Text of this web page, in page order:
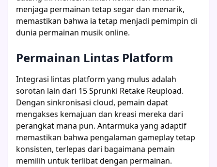
menjaga permainan tetap segar dan menarik,
memastikan bahwa ia tetap menjadi pemimpin di
dunia permainan musik online.
Permainan Lintas Platform
Integrasi lintas platform yang mulus adalah
sorotan lain dari 15 Sprunki Retake Reupload.
Dengan sinkronisasi cloud, pemain dapat
mengakses kemajuan dan kreasi mereka dari
perangkat mana pun. Antarmuka yang adaptif
memastikan bahwa pengalaman gameplay tetap
konsisten, terlepas dari bagaimana pemain
memilih untuk terlibat dengan permainan.